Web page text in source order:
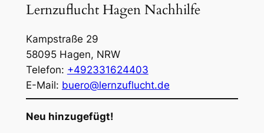
Lernzuflucht Hagen Nachhilfe
Kampstraße 29
58095Hagen, NRW
Telefon: +492331624403
E-Mail: buero@lernzuflucht.de
Neu hinzugefügt!